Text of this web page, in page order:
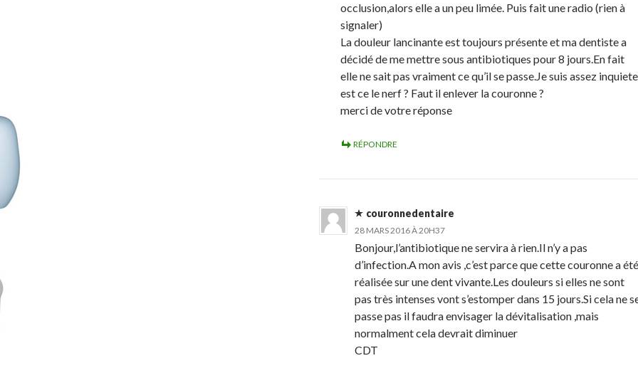
occlusion,alors elle a un peu limée. Puis fait une radio (rien à
signaler)
La douleur lancinante est toujours présente et ma dentiste a
décidé de me mettre sous antibiotiques pour 8 jours.En fait
elle ne sait pas vraiment ce qu’il se passe.Je suis assez
est ce le nerf ? Faut il enlever la couronne ?
merci de votre réponse
RÉPONDRE
couronnedentaire
28 MARS 2016 À 20H37
Bonjour,l’antibiotique ne servira à rien.Il n’y a pas
d’infection.A mon avis ,c’est parce que cette couronne a été
réalisée sur une dent vivante.Les douleurs si elles ne sont
pas très intenses vont s’estomper dans 15 jours.Si cela ne
passe pas il faudra envisager la dévitalisation ,mais
normalment cela devrait diminuer
CDT